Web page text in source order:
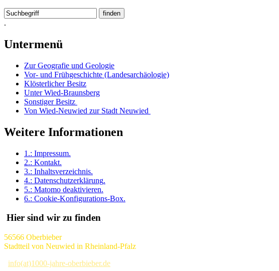
.
Untermenü
Zur Geografie und Geologie
Vor- und Frühgeschichte (Landesarchäologie)
Klösterlicher Besitz
Unter Wied-Braunsberg
Sonstiger Besitz
Von Wied-Neuwied zur Stadt Neuwied
Weitere Informationen
1.: Impressum.
2.: Kontakt.
3.: Inhaltsverzeichnis.
4.: Datenschutzerklärung.
5.: Matomo deaktivieren.
6.: Cookie-Konfigurations-Box.
Hier sind wir zu finden
56566 Oberbieber
Stadtteil von Neuwied in Rheinland-Pfalz
info(at)1000-jahre-oberbieber.de